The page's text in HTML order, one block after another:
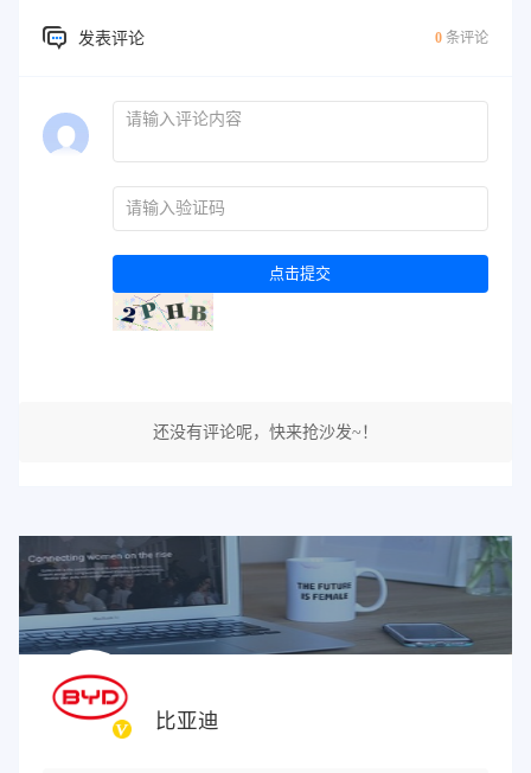
发表评论 0 条评论
点击提交
还没有评论呢，快来抢沙发~！
比亚迪